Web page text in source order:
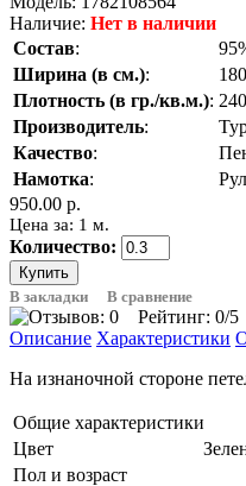
Наличие: Нет в наличии
Состав:
Ширина (в см.):
180
Плотность (в гр./кв.м.): 240
Производитель:
Качество:
Намотка:
950.00 р.
Цена за: 1 м.
Количество:
В закладки В сравнение
Рейтинг: 0/5
Описание Характеристики
На изнаночной стороне
Общие характеристики
Цвет
Пол и возраст